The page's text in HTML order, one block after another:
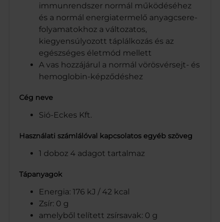
immunrendszer normál működéséhez
és a normál energiatermelő anyagcsere-
folyamatokhoz a változatos,
kiegyensúlyozott táplálkozás és az
egészséges életmód mellett
A vas hozzájárul a normál vörösvérsejt- és
hemoglobin-képződéshez
Cég neve
Sió-Eckes Kft.
Használati számlálóval kapcsolatos egyéb szöveg
1 doboz 4 adagot tartalmaz
Tápanyagok
Energia: 176 kJ / 42 kcal
Zsír: 0 g
amelyből telített zsírsavak: 0 g